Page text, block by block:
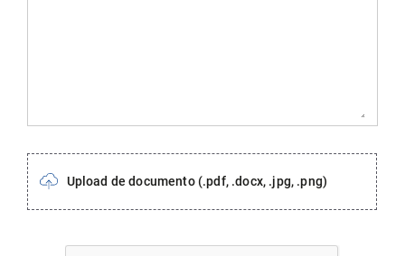
Upload de documento (.pdf, .docx, .jpg, .png)